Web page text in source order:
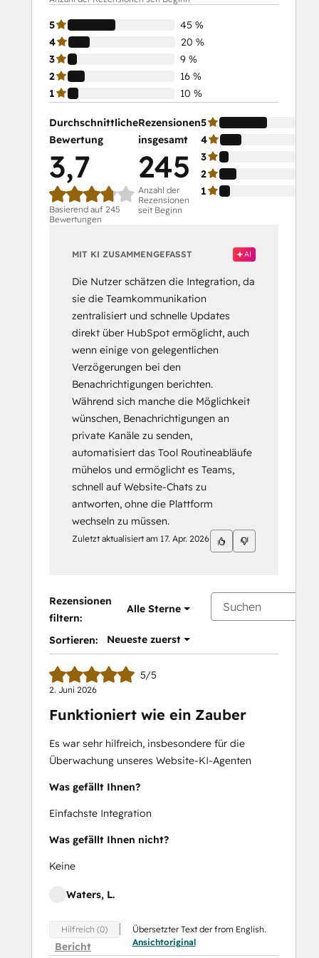
5
45 %
4
20 %
3
9 %
2
16 %
1
10 %
Durchschnittliche
Bewertung
3,7
Basierend auf 245
Bewertungen
Rezensionen
insgesamt
245
Anzahl der
Rezensionen
seit Beginn
5
4
3
2
1
MIT KI ZUSAMMENGEFASST AI
Die Nutzer schätzen die Integration, da
sie die Teamkommunikation
zentralisiert und schnelle Updates
direkt über HubSpot ermöglicht, auch
wenn einige von gelegentlichen
Verzögerungen bei den
Benachrichtigungen berichten.
Während sich manche die Möglichkeit
wünschen, Benachrichtigungen an
private Kanäle zu senden,
automatisiert das Tool Routineabläufe
mühelos und ermöglicht es Teams,
schnell auf Website-Chats zu
antworten, ohne die Plattform
wechseln zu müssen.
Zuletzt aktualisiert am 17. Apr. 2026
Rezensionen
filtern:
Alle Sterne
Sortieren: Neueste zuerst
5/5
2. Juni 2026
Funktioniert wie ein Zauber
Es war sehr hilfreich, insbesondere für die
Überwachung unseres Website-KI-Agenten
Was gefällt Ihnen?
Einfachste Integration
Was gefällt Ihnen nicht?
Keine
Waters, L.
Hilfreich (0)
Bericht
Übersetzter Text der from English.
Ansichtoriginal